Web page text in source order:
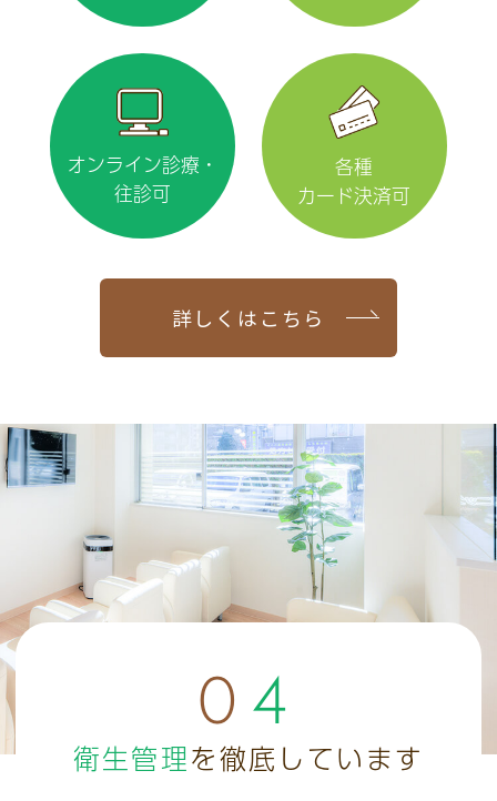
オンライン診療・
往診可
各種
カード決済可
詳しくはこちら
04
衛生管理を徹底しています